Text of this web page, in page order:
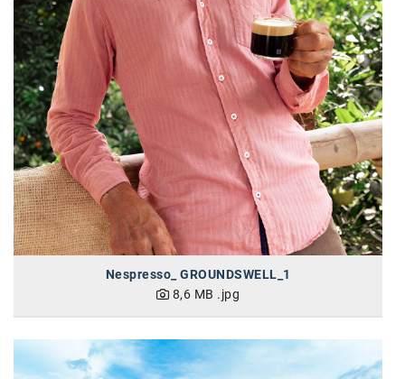
TEDAI
TheVentury
VELUX
vivo
WALTER GROUP
WEB Windenergie AG
WEconomy - Diversity works!
ÖZSV
Media
Nespresso_ GROUNDSWELL_1
8,6 MB .jpg